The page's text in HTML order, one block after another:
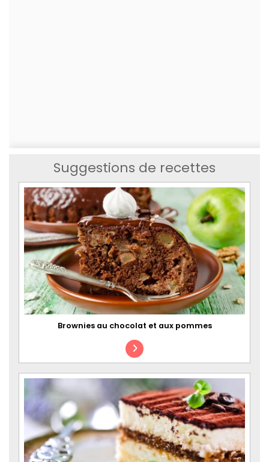
Suggestions de recettes
Brownies au chocolat et aux pommes